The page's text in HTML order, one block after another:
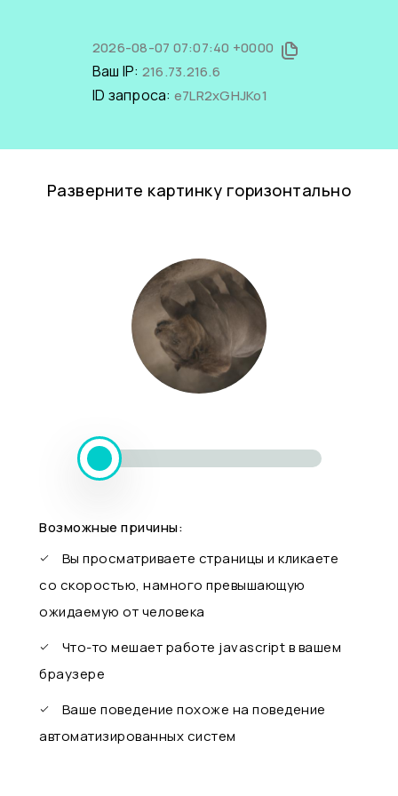
2026-08-07 07:07:40 +0000
Ваш IP: 216.73.216.6
ID запроса: e7LR2xGHJKo1
Разверните картинку горизонтально
Возможные причины:
Вы просматриваете страницы и кликаете
со скоростью, намного превышающую
ожидаемую от человека
Что-то мешает работе javascript в вашем
браузере
Ваше поведение похоже на поведение
автоматизированных систем